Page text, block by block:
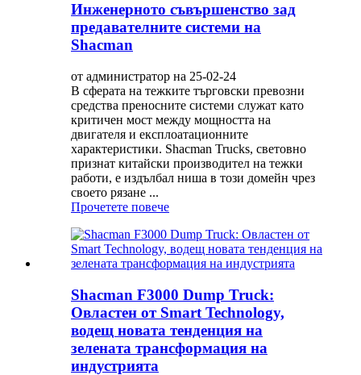
Инженерното съвършенство зад
предавателните системи на
Shacman
от администратор на 25-02-24
В сферата на тежките търговски превозни
средства преносните системи служат като
критичен мост между мощността на
двигателя и експлоатационните
характеристики. Shacman Trucks, световно
признат китайски производител на тежки
работи, е издълбал ниша в този домейн чрез
своето рязане ...
Прочетете повече
Shacman F3000 Dump Truck:
Овластен от Smart Technology,
водещ новата тенденция на
зелената трансформация на
индустрията